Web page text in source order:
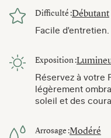
Difficulté :Débutant
Facile d'entretien.
Exposition :
Réservez à votre
légèrement
soleil et des
Arrosage :Modéré